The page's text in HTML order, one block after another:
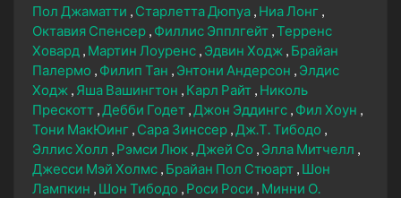
Пол Джаматти
Старлетта Дюпуа Ниа Лонг
Октавия Спенсер Филлис Эпплгейт Терренс
Ховард
Мартин Лоуренс Эдвин Ходж Брайан
Палермо
Филип Тан Энтони Андерсон
Элдис
Ходж Яша Вашингтон Карл Райт Николь
Прескотт Дебби Годет Джон Эддингс Фил Хоун
Тони МакЮинг Сара Зинссер Дж.Т. Тибодо
Эллис Холл
Рэмси Люк Джей Со
Элла Митчелл
Джесси Мэй Холмс Брайан Пол Стюарт Шон
Лампкин
Шон Тибодо Роси Роси
Минни О.